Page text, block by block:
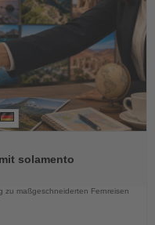
solamento
zu maßgeschneiderten Fernreisen